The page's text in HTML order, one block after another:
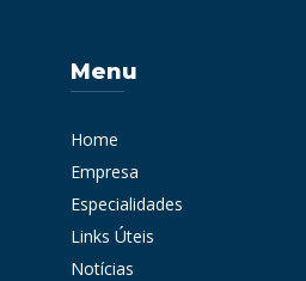
Menu
Home
Empresa
Especialidades
Links Úteis
Notícias